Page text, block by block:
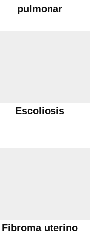
pulmonar
Escoliosis
Fibroma uterino